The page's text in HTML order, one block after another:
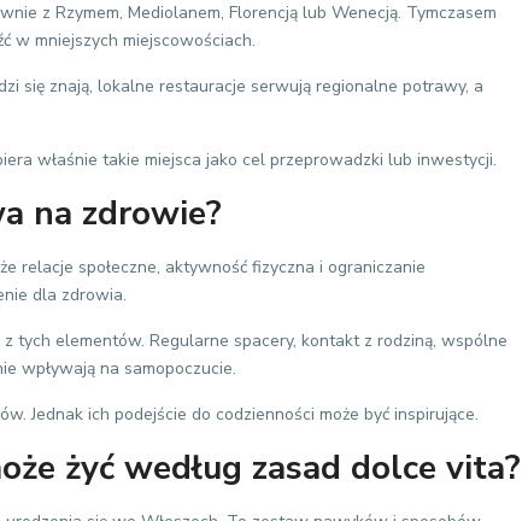
z Rzymem, Mediolanem, Florencją lub Wenecją. Tymczasem
w mniejszych miejscowościach.
się znają, lokalne restauracje serwują regionalne potrawy, a
właśnie takie miejsca jako cel przeprowadzki lub inwestycji.
na zdrowie?
relacje społeczne, aktywność fizyczna i ograniczanie
dla zdrowia.
tych elementów. Regularne spacery, kontakt z rodziną, wspólne
wpływają na samopoczucie.
Jednak ich podejście do codzienności może być inspirujące.
żyć według zasad dolce vita?